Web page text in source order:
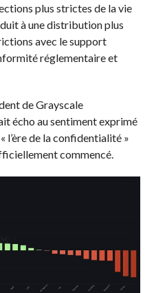
plus strictes de la vie
à une distribution plus
avec le support
réglementaire et
de Grayscale
écho au sentiment exprimé
l’ère de la confidentialité »
commencé.